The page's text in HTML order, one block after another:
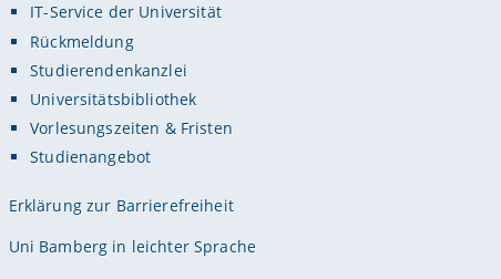
IT-Service der Universität
Rückmeldung
Studierendenkanzlei
Universitätsbibliothek
Vorlesungszeiten & Fristen
Studienangebot
Erklärung zur Barrierefreiheit
Uni Bamberg in leichter Sprache